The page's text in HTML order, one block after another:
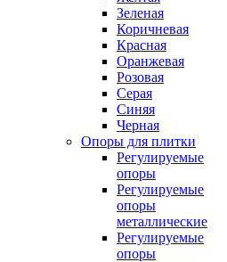
Зеленая
Коричневая
Красная
Оранжевая
Розовая
Серая
Синяя
Черная
Опоры для плитки
Регулируемые
опоры
Регулируемые
опоры
металлические
Регулируемые
опоры